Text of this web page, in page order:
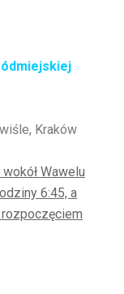
Kraków
Wawelu
6:45, a